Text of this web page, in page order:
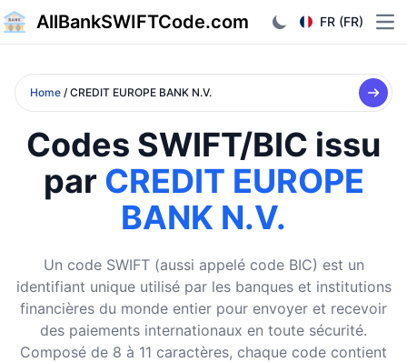
AllBankSWIFTCode.com FR (FR)
Home / CREDIT EUROPE BANK N.V.
Codes SWIFT/BIC issu
par CREDIT EUROPE
BANK N.V.
Un code SWIFT (aussi appelé code BIC) est un
identifiant unique utilisé par les banques et institutions
financières du monde entier pour envoyer et recevoir
des paiements internationaux en toute sécurité.
Composé de 8 à 11 caractères, chaque code contient